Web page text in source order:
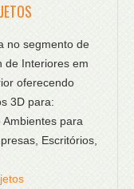
no segmento de
de Interiores em
oferecendo
3D para:
para
Escritórios,